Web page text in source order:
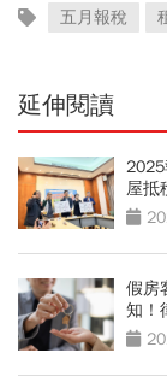
五月報稅
延伸閱讀
屋抵
假房
知！